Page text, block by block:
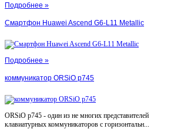
Подробнее »
Смартфон Huawei Ascend G6-L11 Metallic
Подробнее »
коммуникатор ORSiO p745
ORSiO p745 - один из не многих представителей
клавиатурных коммуникаторов с горизонтальн...